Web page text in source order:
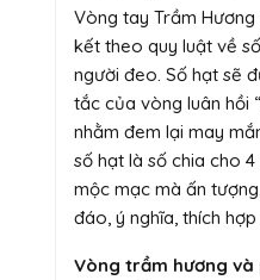
Vòng tay Trầm
kết theo quy luật về
người đeo. Số hạt sẽ
tắc của vòng luân hồi
nhằm đem lại may
số hạt là số chia cho
mộc mạc mà ấn
đáo, ý nghĩa, thích
Vòng trầm hương và